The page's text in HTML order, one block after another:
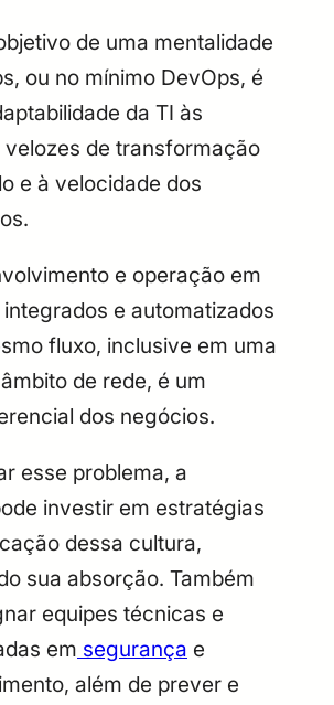
de uma mentalidade
ou no mínimo DevOps, é
da TI às
velozes de transformação
e à velocidade dos
e operação em
e automatizados
fluxo, inclusive em uma
de rede, é um
dos negócios.
esse problema, a
investir em estratégias
dessa cultura,
sua absorção. Também
equipes técnicas e
em segurança e
além de prever e